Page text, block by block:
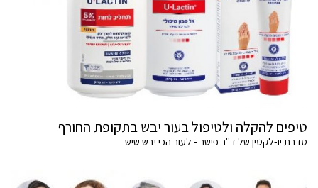
טיפים להקלה ולטיפול בעור יבש בתקופת החורף
סדרת יו-לקטין של ד"ר פישר - לעור הכי יבש שיש